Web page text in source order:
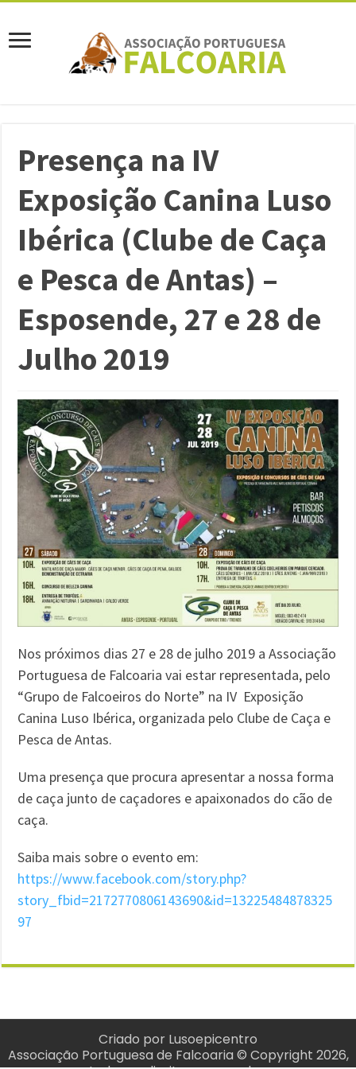
Presença na IV
Exposição Canina Luso
Ibérica (Clube de Caça
e Pesca de Antas) –
Esposende, 27 e 28 de
Julho 2019
Nos próximos dias 27 e 28 de julho 2019 a Associação
Portuguesa de Falcoaria vai estar representada, pelo
“Grupo de Falcoeiros do Norte” na IV Exposição
Canina Luso Ibérica, organizada pelo Clube de Caça e
Pesca de Antas.
Uma presença que procura apresentar a nossa forma
de caça junto de caçadores e apaixonados do cão de
caça.
Saiba mais sobre o evento em:
https://www.facebook.com/story.php?
story_fbid=2172770806143690&id=13225484878325
97
Criado por Lusoepicentro
Associação Portuguesa de Falcoaria © Copyright 2026,